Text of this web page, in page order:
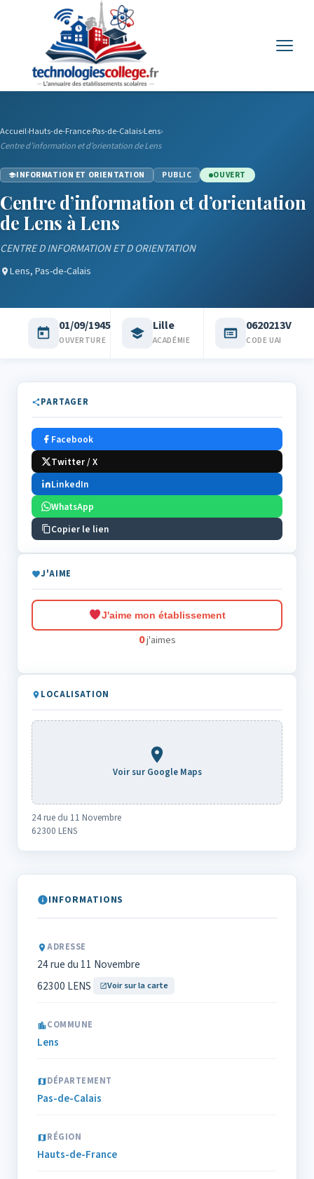
Accueil›Hauts-de-France›Pas-de-Calais›Lens›
Centre d’information et d’orientation de Lens
INFORMATION ET ORIENTATION PUBLIC OUVERT
Centre d’information et d’orientation
de Lens à Lens
CENTRE D INFORMATION ET D ORIENTATION
Lens, Pas-de-Calais
01/09/1945
OUVERTURE
Lille
ACADÉMIE
0620213V
CODE UAI
INFORMATIONS
ADRESSE
24 rue du 11 Novembre
62300 LENS
Voir sur la carte
COMMUNE
Lens
DÉPARTEMENT
Pas-de-Calais
RÉGION
Hauts-de-France
PARTAGER
Facebook
Twitter / X
LinkedIn
WhatsApp
Copier le lien
J'AIME
J'aime mon établissement
0j'aimes
LOCALISATION
Voir sur Google Maps
24 rue du 11 Novembre
62300 LENS